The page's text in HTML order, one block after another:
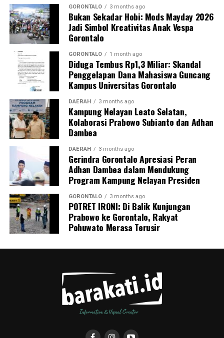
“Kehadiran mahasiswa mempercepat jangkauan skema
active case findingTBC yang dicanangkan pemerintah.
Sinergi multisektor antara perguruan tinggi, dinas
kesehatan, puskesmas, dan pemerintah desa seperti
inilah yang menjadi kunci sukses pembentukan
masyarakat sadar sehat,” jelas Dr. Vivien.
Masyarakat Desa Luwoo menyambut antusias agenda
terpadu ini. Ratusan warga memanfaatkan layanan
pemeriksaan kesehatan gratis sekaligus berkonsultasi
mengenai pola hidup bersih dan sehat (PHBS)
pencegahan tuberkulosis.
GORONTALO 3 months ago
Bukan Sekadar Hobi: Mods Mayday 2026
Jadi Simbol Kreativitas Anak Vespa
Gorontalo
GORONTALO 1 month ago
Diduga Tembus Rp1,3 Miliar: Skandal
Penggelapan Dana Mahasiswa Guncang
Kampus Universitas Gorontalo
DAERAH 3 months ago
Kampung Nelayan Leato Selatan,
Kolaborasi Prabowo Subianto dan Adhan
Dambea
DAERAH 3 months ago
Gerindra Gorontalo Apresiasi Peran
Adhan Dambea dalam Mendukung
Program Kampung Nelayan Presiden
GORONTALO 3 months ago
POTRET IRONI: Di Balik Kunjungan
Prabowo ke Gorontalo, Rakyat
Pohuwato Merasa Terusir